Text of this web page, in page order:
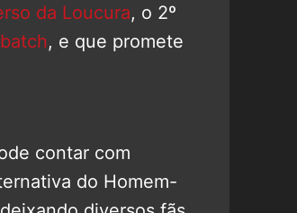
da Loucura, o 2º
, e que promete
contar com
do Homem-